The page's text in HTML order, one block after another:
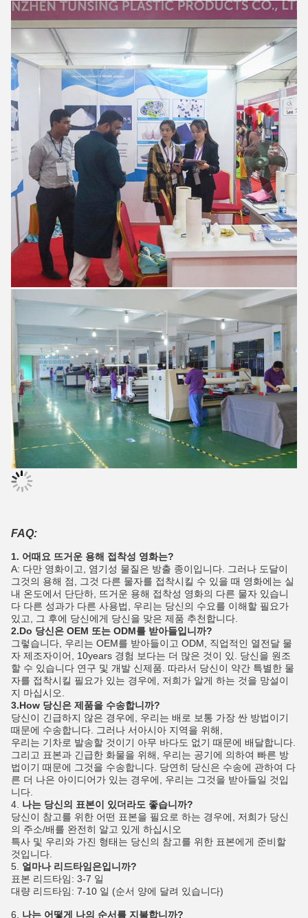
FAQ:
1. 어때요 뜨거운 용해 접착성 영화는?
A: 다만 영화이고, 염기성 물질은 방출 종이입니다. 그러나 도달이
그것의 용해 점, 그것 다른 물자를 접착시킬 수 있을 때 영화에는 실
내 온도에서 단단하, 뜨거운 용해 접착성 영화의 다른 물자 있습니
다 다른 성과가 다른 사용법, 우리는 당신의 수요를 이해할 필요가
있고, 그 후에 당신에게 당신을 맞은 제품 추천합니다.
2.Do 당신은 OEM 또는 ODM를 받아들입니까?
그렇습니다, 우리는 OEM를 받아들이고 ODM, 직업적인 열전달 물
자 제조자이어, 10years 경험 보다는 더 많은 것이 있. 당신을 원조
할 수 있습니다 연구 및 개발 신제품. 따라서 당신이 약간 특별한 물
자를 접착시킬 필요가 있는 경우에, 저희가 알게 하는 것을 망설이
지 마십시오.
3.How 당신은 제품을 수송합니까?
당신이 긴급하지 않은 경우에, 우리는 배로 보통 가장 싼 방법이기
때문에 수송합니다. 그러나 서아시아 지역을 위해,
우리는 기차로 발송할 것이기 아무 바다도 없기 때문에 배달합니다.
그리고 표본과 긴급한 화물을 위해, 우리는 공기에 의하여 빠른 방
법이기 때문에 그것을 수송합니다. 당연히 당신은 수송에 관하여 다
른 더 나은 아이디어가 있는 경우에, 우리는 그것을 받아들일 것입
니다.
4. 나는 당신의 표본이 있더라도 좋습니까?
당신이 참고를 위한 어떤 표본을 필요로 하는 경우에, 저희가 당신
의 주소/배를 완전히 알고 있게 하십시오
특사 및 우리와 가진 형태는 당신의 참고를 위한 표본에게 준비할
것입니다.
5. 얼마나 리드타임은입니까?
표본 리드타임: 3-7 일
대량 리드타임: 7-10 일 (순서 양에 달려 있습니다)
6. 나는 어떻게 나의 순서를 지불합니까?